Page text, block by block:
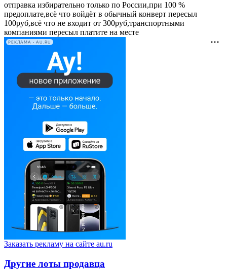
отправка избирательно только по России,при 100 %
предоплате,всё что войдёт в обычный конверт пересыл
100руб,всё что не входит от 300руб,транспортными
компаниями пересыл платите на месте
РЕКЛАМА • AU.RU
Заказать рекламу на сайте au.ru
Другие лоты продавца